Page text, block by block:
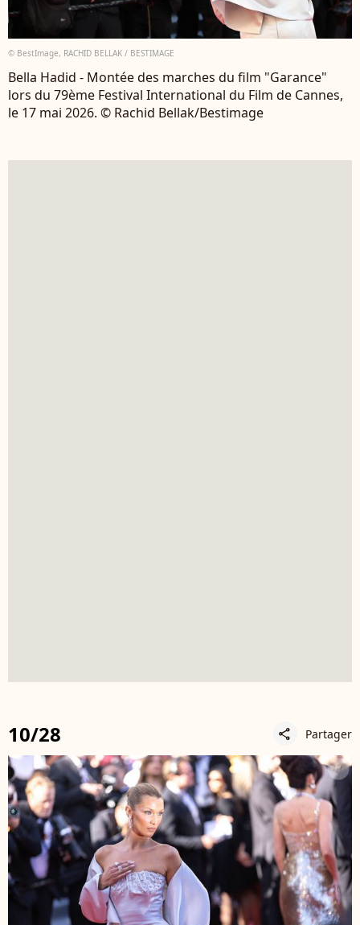
© BestImage, RACHID BELLAK / BESTIMAGE
Bella Hadid - Montée des marches du film "Garance"
lors du 79ème Festival International du Film de Cannes,
le 17 mai 2026. © Rachid Bellak/Bestimage
10/28 share Partager